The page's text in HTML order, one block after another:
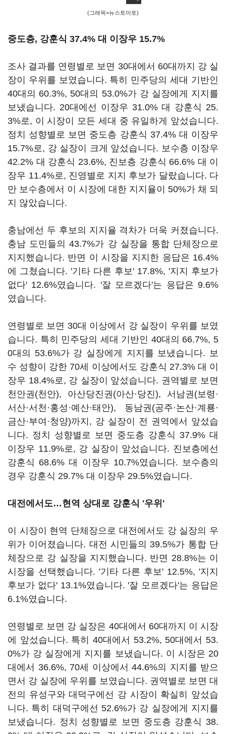
(그래픽=뉴스토마토)
중도층, 강훈식 37.4% 대 이장우 15.7%
조사 결과를 연령별로 보면 30대에서 60대까지 강 실
장이 우위를 보였습니다. 특히 민주당의 세대 기반인
40대의 60.3%, 50대의 53.0%가 강 실장에게 지지를
보냈습니다. 20대에선 이장우 31.0% 대 강훈식 25.
3%로, 이 시장이 모든 세대 중 유일하게 앞섰습니다.
정치 성향별로 보면 중도층 강훈식 37.4% 대 이장우
15.7%로, 강 실장이 크게 앞섰습니다. 보수층 이장우
42.2% 대 강훈식 23.6%, 진보층 강훈식 66.6% 대 이
장우 11.4%로, 진영별로 지지 후보가 달랐습니다. 다
만 보수층에서 이 시장에 대한 지지율이 50%가 채 되
지 않았습니다.
충남에선 두 후보의 지지율 격차가 더욱 커졌습니다.
충남 도민들의 43.7%가 강 실장을 통합 단체장으로
지지했습니다. 반면 이 시장을 지지한 응답은 16.4%
에 그쳤습니다. '기타 다른 후보' 17.8%, '지지 후보가
없다' 12.6%였습니다. '잘 모르겠다'는 응답은 9.6%
였습니다.
연령별로 보면 30대 이상에서 강 실장이 우위를 보였
습니다. 특히 민주당의 세대 기반인 40대의 66.7%, 5
0대의 53.6%가 강 실장에게 지지를 보냈습니다. 보
수 성향이 강한 70세 이상에서도 강훈식 27.3% 대 이
장우 18.4%로, 강 실장이 앞섰습니다. 권역별로 보면
천안권(천안), 아산당진권(아산·당진), 서남권(보령·
서산·서천·홍성·예산·태안), 동남권(공주·논산·계룡·
금산·부여·청양)까지, 강 실장이 전 권역에서 앞섰습
니다. 정치 성향별로 보면 중도층 강훈식 37.9% 대
이장우 11.9%로, 강 실장이 앞섰습니다. 진보층에선
강훈식 68.6% 대 이장우 10.7%였습니다. 보수층의
경우 강훈식 29.7% 대 이장우 29.5%였습니다.
대전에서도…현역 상대로 강훈식 '우위'
이 시장이 현역 단체장으로 대전에서도 강 실장의 우
위가 이어졌습니다. 대전 시민들의 39.5%가 통합 단
체장으로 강 실장을 지지했습니다. 반면 28.8%는 이
시장을 선택했습니다. '기타 다른 후보' 12.5%, '지지
후보가 없다' 13.1%였습니다. '잘 모르겠다'는 응답은
6.1%였습니다.
연령별로 보면 강 실장은 40대에서 60대까지 이 시장
에 앞섰습니다. 특히 40대에서 53.2%, 50대에서 53.
0%가 강 실장에게 지지를 보냈습니다. 이 시장은 20
대에서 36.6%, 70세 이상에서 44.6%의 지지를 받으
면서 강 실장에 우위를 보였습니다. 권역별로 보면 대
전의 유성구와 대덕구에선 강 시장이 확실히 앞섰습
니다. 특히 대덕구에선 52.6%가 강 실장에게 지지를
보냈습니다. 정치 성향별로 보면 중도층 강훈식 38.